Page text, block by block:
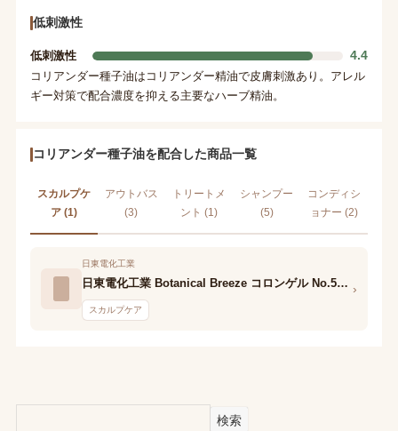
低刺激性
低刺激性 4.4
コリアンダー種子油はコリアンダー精油で皮膚刺激あり。アレル
ギー対策で配合濃度を抑える主要なハーブ精油。
コリアンダー種子油を配合した商品一覧
スカルプケ
ア (1)
アウトバス
(3)
トリートメ
ント (1)
シャンプー
(5)
コンディシ
ョナー (2)
日東電化工業
日東電化工業 Botanical Breeze コロンゲル No.56 コリアンダー/レモン
スカルプケア
›
検索